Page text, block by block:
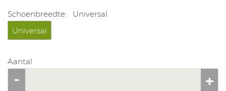
Schoenbreedte:
Universal
Universal
Aantal